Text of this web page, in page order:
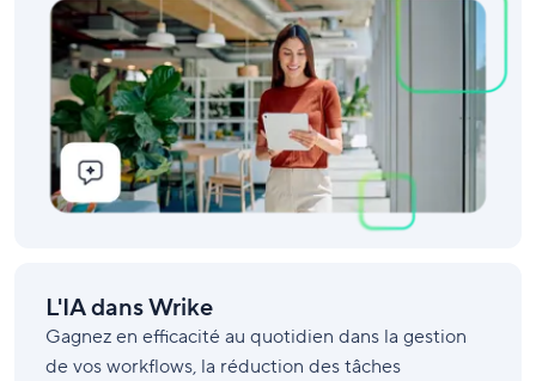
L'IA dans Wrike
Gagnez en efficacité au quotidien dans la gestion
de vos workflows, la réduction des tâches